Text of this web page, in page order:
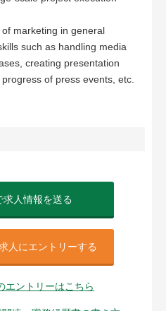
marketing in general
such as handling media
creating presentation
of press events, etc.
求人情報を送る
人にエントリーする
エントリーはこちら